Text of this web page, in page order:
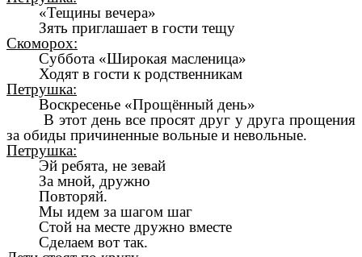
«Тещины вечера»
Зять приглашает в гости тещу
Скоморох:
Суббота «Широкая масленица»
Ходят в гости к родственникам
Петрушка:
Воскресенье «Прощённый день»
В этот день все просят друг у друга прощения
за обиды причиненные вольные и невольные.
Петрушка:
Эй ребята, не зевай
За мной, дружно
Повторяй.
Мы идем за шагом шаг
Стой на месте дружно вместе
Сделаем вот так.